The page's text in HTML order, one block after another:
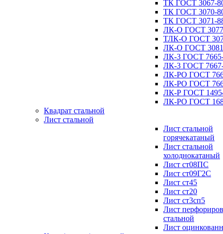
ТК ГОСТ 3067-
ТК ГОСТ 3070-
ТК ГОСТ 3071-
ЛК-О ГОСТ
ТЛК-О ГОСТ
ЛК-О ГОСТ
ЛК-3 ГОСТ
ЛК-3 ГОСТ
ЛК-РО ГОСТ
ЛК-РО ГОСТ
ЛК-Р ГОСТ
ЛК-РО ГОСТ
Квадрат стальной
Лист стальной
Лист стальной
горячекатаный
Лист стальной
холоднокатаный
Лист ст08ПС
Лист ст09Г2С
Лист ст45
Лист ст20
Лист ст3сп5
Лист
стальной
Лист